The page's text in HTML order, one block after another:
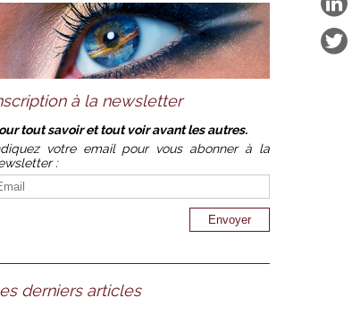
à la newsletter
tout savoir et tout voir avant les autres.
votre email pour vous abonner à la
:
derniers articles